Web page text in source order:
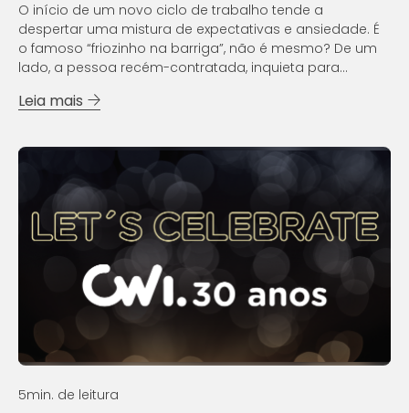
O início de um novo ciclo de trabalho tende a
despertar uma mistura de expectativas e ansiedade. É
o famoso “friozinho na barriga”, não é mesmo? De um
lado, a pessoa recém-contratada, inquieta para
com a missão de fazê-la se senti...
Leia mais
5min. de leitura